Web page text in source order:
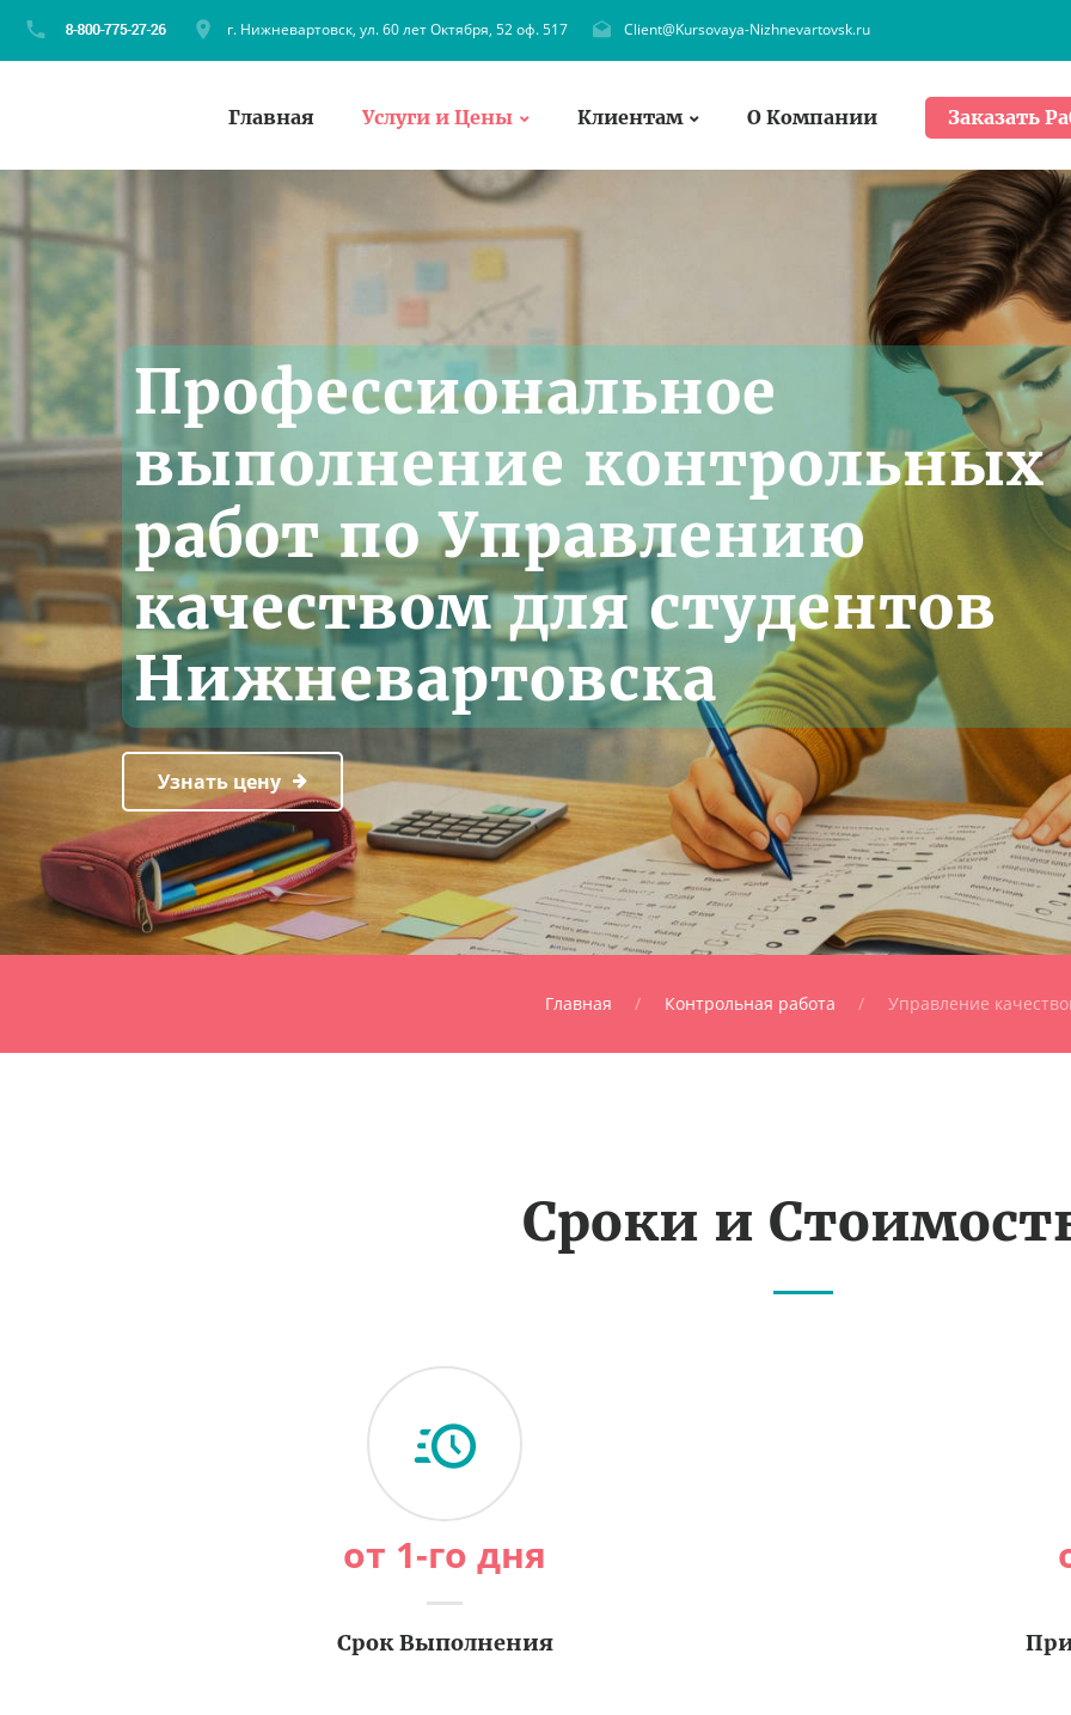
г. Нижневартовск, ул. 60 лет Октября, 52 оф. 517 Client@Kursovaya-Nizhnevartovsk.ru
Главная Услуги и Цены Клиентам О Компании Заказать
Профессиональное
выполнение контрольных
работ по Управлению
качеством для студентов
Нижневартовска
Узнать цену
Главная Контрольная работа Управление
Сроки и
от 1-го дня
Срок Выполнения